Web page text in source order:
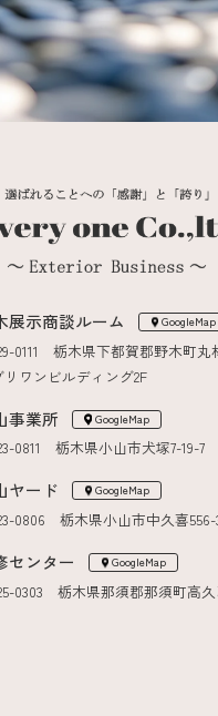
展示商談ルーム GoogleMap
0111 栃木県下都賀郡野木町丸
リワンビルディング2F
事業所 GoogleMap
0811 栃木県小山市犬塚7-19-7
ヤード GoogleMap
0806 栃木県小山市中久喜556-
センター GoogleMap
0303 栃木県那須郡那須町高久